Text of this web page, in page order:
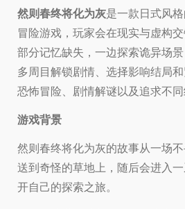
然则春终将化为灰是一款日式风
冒险游戏，玩家会在现实与虚构
部分记忆缺失，一边探索诡异场
多周目解锁剧情、选择影响结局
恐怖冒险、剧情解谜以及追求不同
游戏背景
然则春终将化为灰的故事从一场
送到奇怪的草地上，随后会进入
开自己的探索之旅。